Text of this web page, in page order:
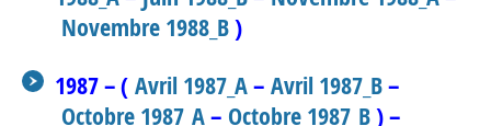
Novembre 1988_B)
1987 – ( Avril 1987_A– Avril 1987_B–
Octobre 1987_A– Octobre 1987_B) –